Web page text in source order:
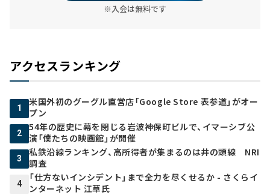
※入会は無料です
アクセスランキング
1
米国外初のグーグル直営店「Google Store 表参道」がオー
プン
2
54年の歴史に幕を閉じる岩波神保町ビルで、イマーシブ公
演「僕たちの映画館」が開催
3
私鉄沿線ランキング、高所得者が集まるのは井の頭線 NRI
調査
4
「仕方ないインシデント」まで全力を尽くせるか - さくらイ
ンターネット 江草氏